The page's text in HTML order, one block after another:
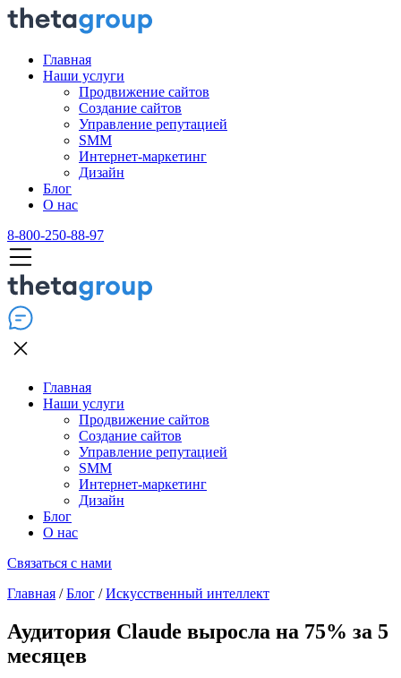
Главная
Наши услуги
Продвижение сайтов
Создание сайтов
Управление репутацией
SMM
Интернет-маркетинг
Дизайн
Блог
О нас
8-800-250-88-97
Главная
Наши услуги
Продвижение сайтов
Создание сайтов
Управление репутацией
SMM
Интернет-маркетинг
Дизайн
Блог
О нас
Связаться с нами
Главная /Блог /Искусственный интеллект
Аудитория Claude выросла на 75% за 5
месяцев